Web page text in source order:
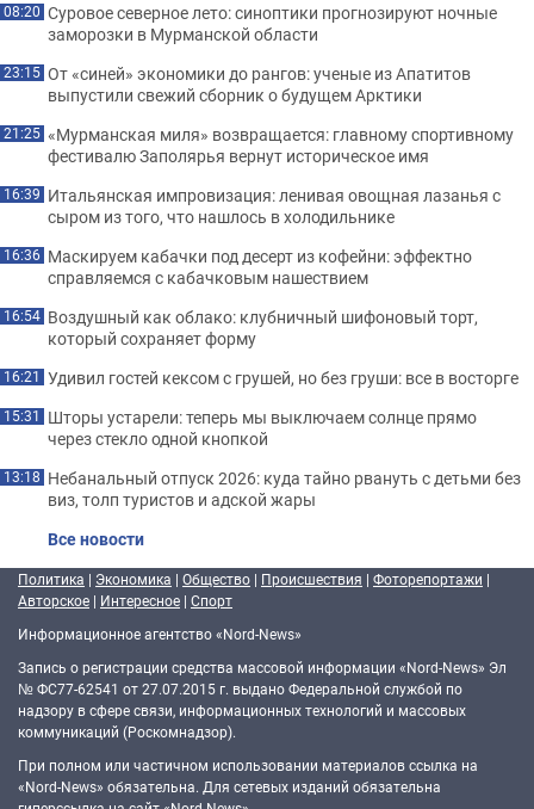
08:20 Суровое северное лето: синоптики прогнозируют ночные
заморозки в Мурманской области
23:15 От «синей» экономики до рангов: ученые из Апатитов
выпустили свежий сборник о будущем Арктики
21:25 «Мурманская миля» возвращается: главному спортивному
фестивалю Заполярья вернут историческое имя
16:39 Итальянская импровизация: ленивая овощная лазанья с
сыром из того, что нашлось в холодильнике
16:36 Маскируем кабачки под десерт из кофейни: эффектно
справляемся с кабачковым нашествием
16:54 Воздушный как облако: клубничный шифоновый торт,
который сохраняет форму
16:21 Удивил гостей кексом с грушей, но без груши: все в восторге
15:31 Шторы устарели: теперь мы выключаем солнце прямо
через стекло одной кнопкой
13:18 Небанальный отпуск 2026: куда тайно рвануть с детьми без
виз, толп туристов и адской жары
Все новости
Политика | Экономика | Общество | Происшествия | Фоторепортажи |
Авторское | Интересное | Спорт
Информационное агентство «Nord-News»
Запись о регистрации средства массовой информации «Nord-News» Эл
№ ФС77-62541 от 27.07.2015 г. выдано Федеральной службой по
надзору в сфере связи, информационных технологий и массовых
коммуникаций (Роскомнадзор).
При полном или частичном использовании материалов ссылка на
«Nord-News» обязательна. Для сетевых изданий обязательна